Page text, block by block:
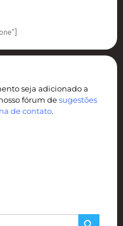
seja adicionado a
fórum de sugestões
de contato.
SEARCH BUTTON